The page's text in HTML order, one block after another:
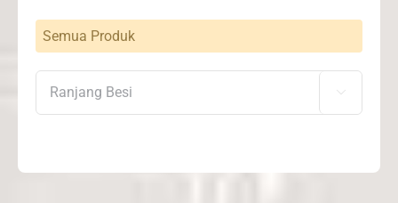
Semua Produk
